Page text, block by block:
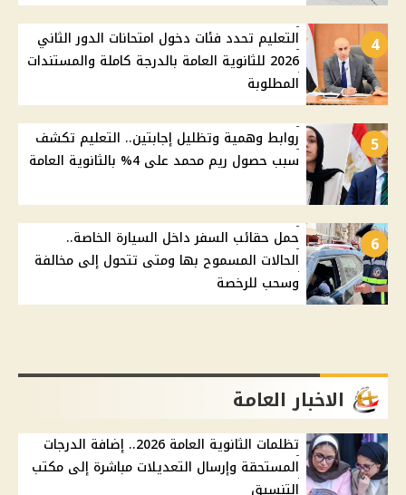
4
التعليم تحدد فئات دخول امتحانات الدور الثاني
2026 للثانوية العامة بالدرجة كاملة والمستندات
المطلوبة
5
روابط وهمية وتظليل إجابتين.. التعليم تكشف
سبب حصول ريم محمد على 4% بالثانوية العامة
6
حمل حقائب السفر داخل السيارة الخاصة..
الحالات المسموح بها ومتى تتحول إلى مخالفة
وسحب للرخصة
الاخبار العامة
تظلمات الثانوية العامة 2026.. إضافة الدرجات
المستحقة وإرسال التعديلات مباشرة إلى مكتب
التنسيق